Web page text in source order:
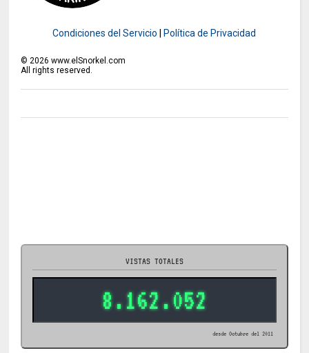
Condiciones del Servicio Política de Privacidad
© 2026 www.elSnorkel.com
All rights reserved.
VISTAS TOTALES
8.162.052
desde Octubre del 2011